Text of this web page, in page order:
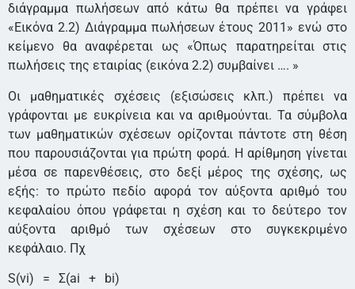
διάγραμμα πωλήσεων από κάτω θα πρέπει να γράφει
«Εικόνα 2.2) Διάγραμμα πωλήσεων έτους 2011» ενώ στο
κείμενο θα αναφέρεται ως «Όπως παρατηρείται στις
πωλήσεις της εταιρίας (εικόνα 2.2) συμβαίνει …. »
Οι μαθηματικές σχέσεις (εξισώσεις κλπ.) πρέπει να
γράφονται με ευκρίνεια και να αριθμούνται. Τα σύμβολα
των μαθηματικών σχέσεων ορίζονται πάντοτε στη θέση
που παρουσιάζονται για πρώτη φορά. Η αρίθμηση γίνεται
μέσα σε παρενθέσεις, στο δεξί μέρος της σχέσης, ως
εξής: το πρώτο πεδίο αφορά τον αύξοντα αριθμό του
κεφαλαίου όπου γράφεται η σχέση και το δεύτερο τον
αύξοντα αριθμό των σχέσεων στο συγκεκριμένο
κεφάλαιο. Πχ
S(vi) = Σ(ai + bi)